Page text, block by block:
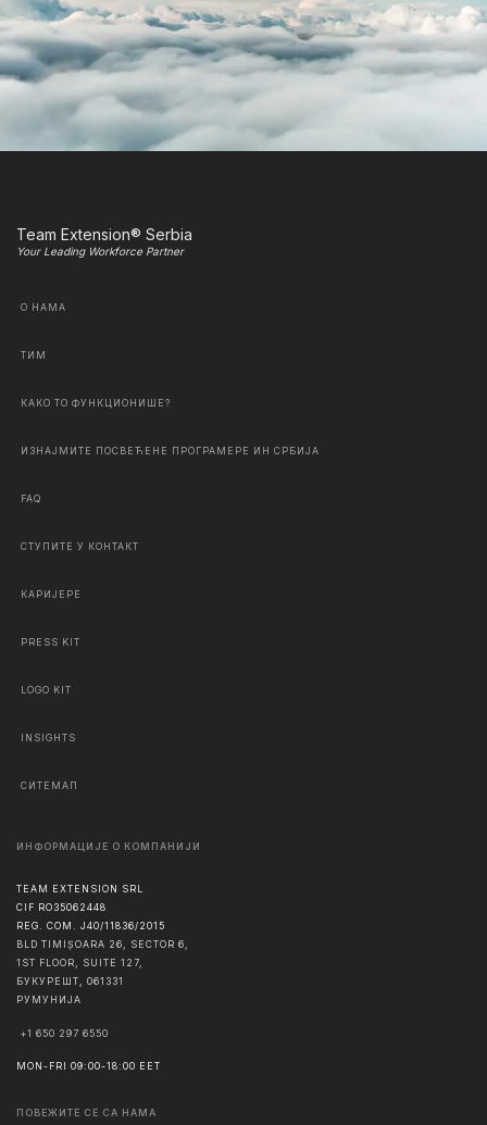
Team Extension® Serbia
Your Leading Workforce Partner
О НАМА
ТИМ
КАКО ТО ФУНКЦИОНИШЕ?
ИЗНАЈМИТЕ ПОСВЕЋЕНЕ ПРОГРАМЕРЕ ИН СРБИЈА
FAQ
СТУПИТЕ У КОНТАКТ
КАРИЈЕРЕ
PRESS KIT
LOGO KIT
INSIGHTS
СИТЕМАП
ИНФОРМАЦИЈЕ О КОМПАНИЈИ
TEAM EXTENSION SRL
CIF RO35062448
REG. COM. J40/11836/2015
BLD TIMIȘOARA 26, SECTOR 6,
1ST FLOOR, SUITE 127,
БУКУРЕШТ, 061331
РУМУНИЈА
+1 650 297 6550
MON-FRI 09:00-18:00 EET
ПОВЕЖИТЕ СЕ СА НАМА